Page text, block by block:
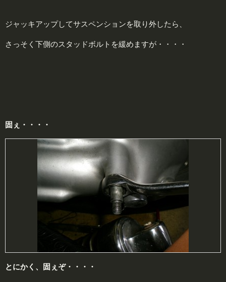
ジャッキアップしてサスペンションを取り外したら、
さっそく下側のスタッドボルトを緩めますが・・・・
固 ぇ・・・・
とにかく、 固 ぇぞ・・・・